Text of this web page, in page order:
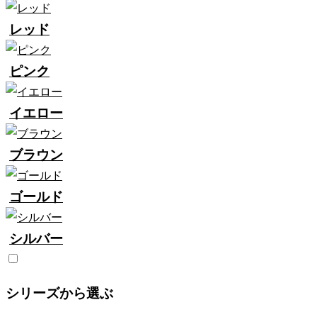
レッド
ピンク
イエロー
ブラウン
ゴールド
シルバー
シリーズから選ぶ